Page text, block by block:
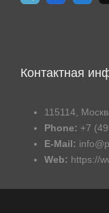
Контактная
115114,
Phone: +7
E-Mail:
Web: https://